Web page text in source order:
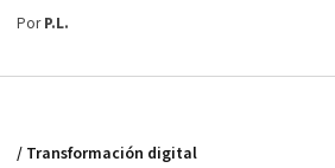
PorP.L.
/ Transformación digital